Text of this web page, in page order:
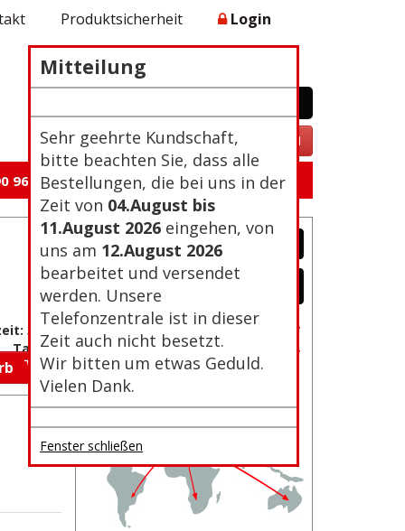
Mitteilung
Sehr geehrte Kundschaft,
bitte beachten Sie, dass alle
Bestellungen, die bei uns in der
Zeit von 04.August bis
11.August 2026 eingehen, von
uns am 12.August 2026
bearbeitet und versendet
werden. Unsere
Telefonzentrale ist in dieser
Zeit auch nicht besetzt.
Wir bitten um etwas Geduld.
Vielen Dank.
Fenster schließen
Produktsicherheit Login
WARENKORB
VERTRAG WIDERRUFEN
96 105
3-4
Tage
Passwort vergessen?
Neu Registrierung